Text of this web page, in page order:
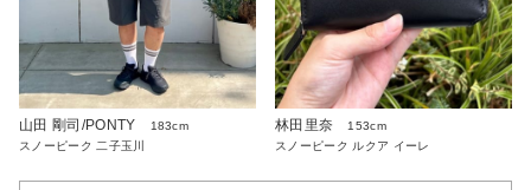
山田 剛司/PONTY
183cm
スノーピーク 二子玉川
林田里奈
153cm
スノーピーク ルクア イーレ